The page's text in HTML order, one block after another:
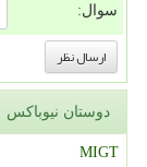
سوال:
دوستان نیوباکس
MIGT